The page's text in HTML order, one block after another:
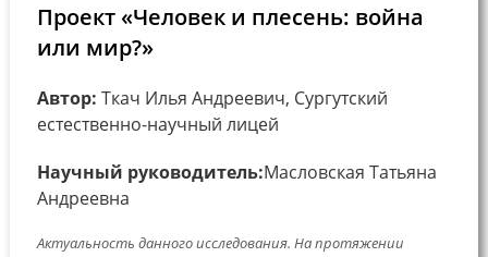
Проект «Человек и плесень: война
или мир?»
Автор: Ткач Илья Андреевич, Сургутский
естественно-научный лицей
Научный руководитель:Масловская Татьяна
Андреевна
Актуальность данного исследования. На протяжении